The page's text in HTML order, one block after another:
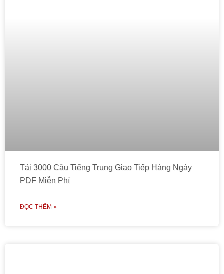
Tải 3000 Câu Tiếng Trung Giao Tiếp Hàng Ngày
PDF Miễn Phí
ĐỌC THÊM »